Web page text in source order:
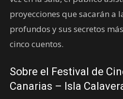
proyecciones que sacarán a
profundos y sus secretos
cinco cuentos.
Sobre el Festival de
Canarias – Isla